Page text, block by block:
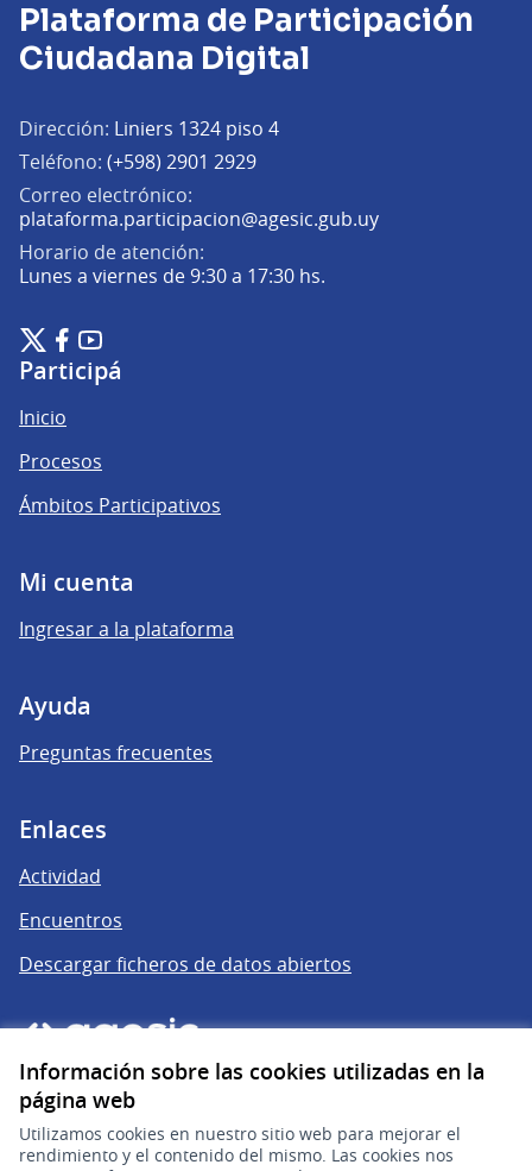
Información sobre las cookies utilizadas en la
página web
Utilizamos cookies en nuestro sitio web para mejorar el
rendimiento y el contenido del mismo. Las cookies nos
Plataforma de Participación
Ciudadana Digital
Dirección: Liniers 1324 piso 4
Teléfono: (+598) 2901 2929
Correo electrónico:
plataforma.participacion@agesic.gub.uy(Abrir en una
Horario de atención:
Lunes a viernes de 9:30 a 17:30 hs.
Plataforma de Participación Ciudadana Digital en X
(Enlace externo)
Plataforma de Participación Ciudadana Digital en Facebook
(Enlace externo)
Plataforma de Participación Ciudadana Digital en
(Enlace externo)
Participá
Inicio
Procesos
Ámbitos Participativos
Mi cuenta
Ingresar a la plataforma
Ayuda
Preguntas frecuentes
Enlaces
Actividad
Encuentros
Descargar ficheros de datos abiertos